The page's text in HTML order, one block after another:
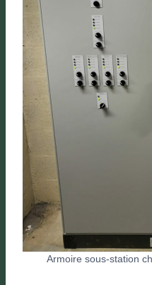
Armoire sous-station